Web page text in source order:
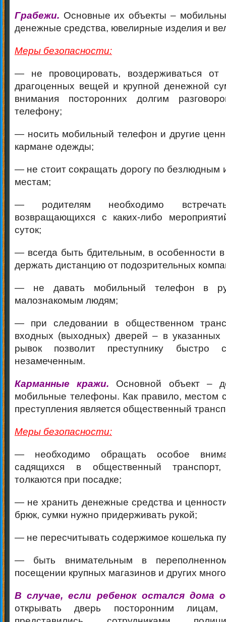
Грабежи. Основные их объекты –
денежные средства, ювелирные изделия и
Меры безопасности:
— не провоцировать, воздерживаться
драгоценных вещей и крупной денежной
внимания посторонних долгим
телефону;
— носить мобильный телефон и другие
кармане одежды;
— не стоит сокращать дорогу по
местам;
— родителям необходимо
возвращающихся с каких-либо
суток;
— всегда быть бдительным, в особенности
держать дистанцию от подозрительных
— не давать мобильный телефон в
малознакомым людям;
— при следовании в общественном
входных (выходных) дверей – в указанных
рывок позволит преступнику быстро
незамеченным.
Карманные кражи.
Основной объект –
мобильные телефоны. Как правило, местом
преступления является общественный
Меры безопасности:
— необходимо обращать особое
садящихся в общественный
толкаются при посадке;
— не хранить денежные средства и
брюк, сумки нужно придерживать рукой;
— не пересчитывать содержимое кошелька
— быть внимательным в
посещении крупных магазинов и других
В случае, если ребенок остался дома
открывать дверь посторонним